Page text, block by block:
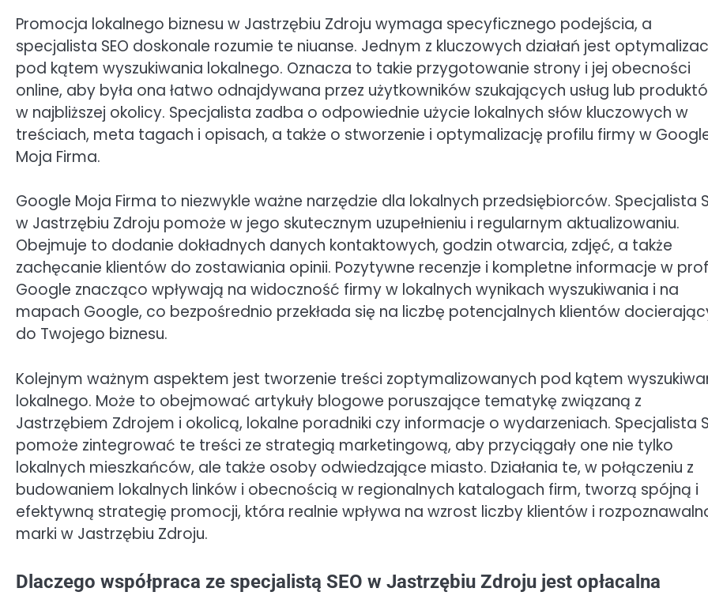
Promocja lokalnego biznesu w Jastrzębiu Zdroju wymaga specyficznego podejścia, a
specjalista SEO doskonale rozumie te niuanse. Jednym z kluczowych działań jest
pod kątem wyszukiwania lokalnego. Oznacza to takie przygotowanie strony i jej obecności
online, aby była ona łatwo odnajdywana przez użytkowników szukających usług lub
w najbliższej okolicy. Specjalista zadba o odpowiednie użycie lokalnych słów kluczowych w
treściach, meta tagach i opisach, a także o stworzenie i optymalizację profilu firmy w
Moja Firma.
Google Moja Firma to niezwykle ważne narzędzie dla lokalnych przedsiębiorców. Specjalista
w Jastrzębiu Zdroju pomoże w jego skutecznym uzupełnieniu i regularnym aktualizowaniu.
Obejmuje to dodanie dokładnych danych kontaktowych, godzin otwarcia, zdjęć, a także
zachęcanie klientów do zostawiania opinii. Pozytywne recenzje i kompletne informacje w
Google znacząco wpływają na widoczność firmy w lokalnych wynikach wyszukiwania i na
mapach Google, co bezpośrednio przekłada się na liczbę potencjalnych klientów
do Twojego biznesu.
Kolejnym ważnym aspektem jest tworzenie treści zoptymalizowanych pod kątem
lokalnego. Może to obejmować artykuły blogowe poruszające tematykę związaną z
Jastrzębiem Zdrojem i okolicą, lokalne poradniki czy informacje o wydarzeniach. Specjalista
pomoże zintegrować te treści ze strategią marketingową, aby przyciągały one nie tylko
lokalnych mieszkańców, ale także osoby odwiedzające miasto. Działania te, w połączeniu z
budowaniem lokalnych linków i obecnością w regionalnych katalogach firm, tworzą spójną i
efektywną strategię promocji, która realnie wpływa na wzrost liczby klientów i
marki w Jastrzębiu Zdroju.
Dlaczego współpraca ze specjalistą SEO w Jastrzębiu Zdroju jest opłacalna